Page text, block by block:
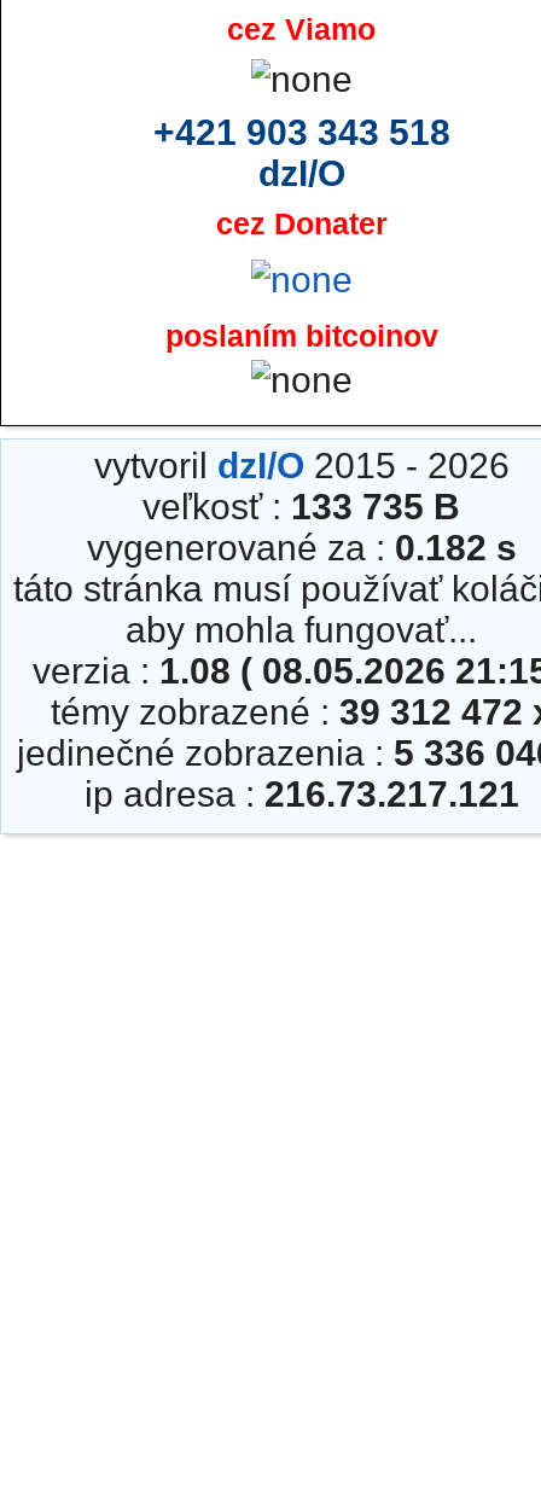
cez Viamo
+421 903 343 518
dzI/O
cez Donater
poslaním bitcoinov
vytvoril dzI/O 2015 - 2026
veľkosť : 133 735 B
vygenerované za : 0.182 s
táto stránka musí používať
aby mohla fungovať...
verzia : 1.08 ( 08.05.2026
témy zobrazené : 39 312 472
jedinečné zobrazenia : 5 336
ip adresa : 216.73.217.121